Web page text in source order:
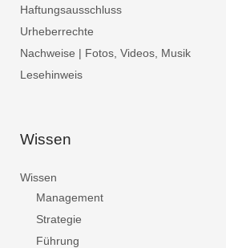
Haftungsausschluss
Urheberrechte
Nachweise | Fotos, Videos, Musik
Lesehinweis
Wissen
Wissen
Management
Strategie
Führung